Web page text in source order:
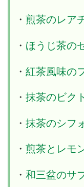
・ 煎茶のレア
・ ほうじ茶の
・ 紅茶風味の
・ 抹茶のビク
・ 抹茶のシフ
・ 煎茶とレモ
・ 和三盆のサ